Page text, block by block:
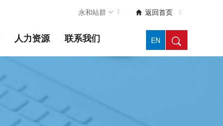
 返回首页
永和站群
人力资源 联系我们 EN